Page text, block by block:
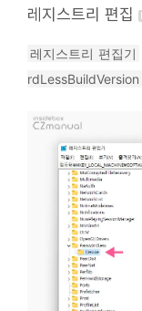
레지스트리 편집
레지스트리 편집기
rdLessBuildVersion